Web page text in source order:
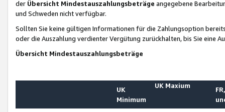
der Übersicht Mindestauszahlungsbeträge angegebene
und Schweden nicht verfügbar.
Sollten Sie keine gültigen Informationen für die Zahlungsoption
oder die Auszahlung verdienter Vergütung zurückhalten, bis Sie
Übersicht Mindestauszahlungsbeträge
UK
Minimum
UK Maxium